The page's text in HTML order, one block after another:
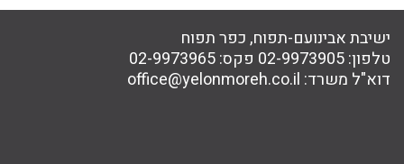
ישיבת אבינועם-תפוח, כפר תפוח
טלפון:02-9973905 פקס:02-9973965
דוא"ל משרד: office@yelonmoreh.co.il